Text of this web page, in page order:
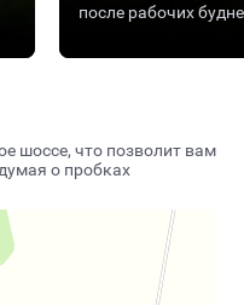
после рабочих
шоссе, что позволит вам
о пробках